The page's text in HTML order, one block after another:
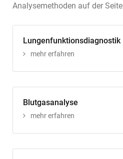
Analysemethoden auf der Seite
Lungenfunktionsdiagnostik
mehr erfahren
Blutgasanalyse
mehr erfahren